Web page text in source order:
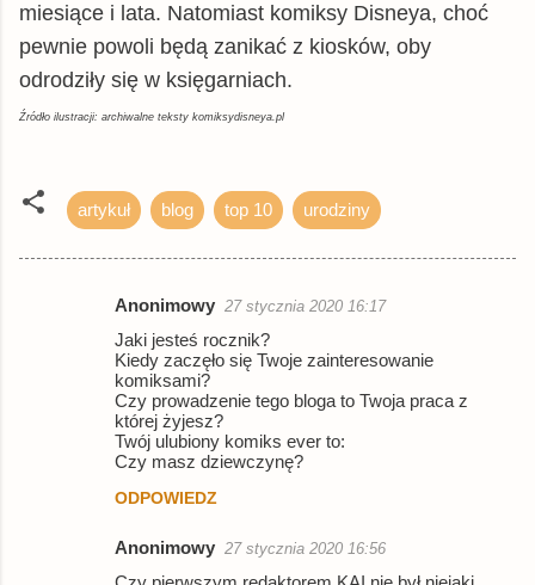
miesiące i lata. Natomiast komiksy Disneya, choć
pewnie powoli będą zanikać z kiosków, oby
odrodziły się w księgarniach.
Źródło ilustracji: archiwalne teksty komiksydisneya.pl
artykuł blog top 10 urodziny
Anonimowy 27 stycznia 2020 16:17
Jaki jesteś rocznik?
Kiedy zaczęło się Twoje zainteresowanie
komiksami?
Czy prowadzenie tego bloga to Twoja praca z
której żyjesz?
Twój ulubiony komiks ever to:
Czy masz dziewczynę?
ODPOWIEDZ
Anonimowy 27 stycznia 2020 16:56